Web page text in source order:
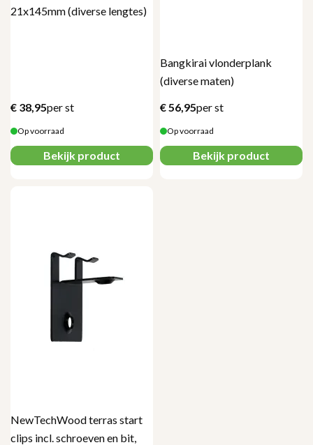
21x145mm (diverse lengtes)
€ 38,95per st
Op voorraad
Bekijk product
Bangkirai vlonderplank
(diverse maten)
€56,95per st
Op voorraad
Bekijk product
NewTechWood terras start
clips incl. schroeven en bit,